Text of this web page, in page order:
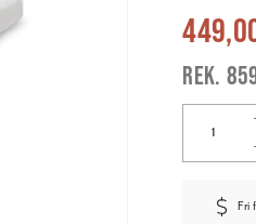
Nuvarande
Fri